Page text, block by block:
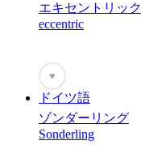
エキセントリック
eccentric
♥
ドイツ語
ゾンダーリング
Sonderling